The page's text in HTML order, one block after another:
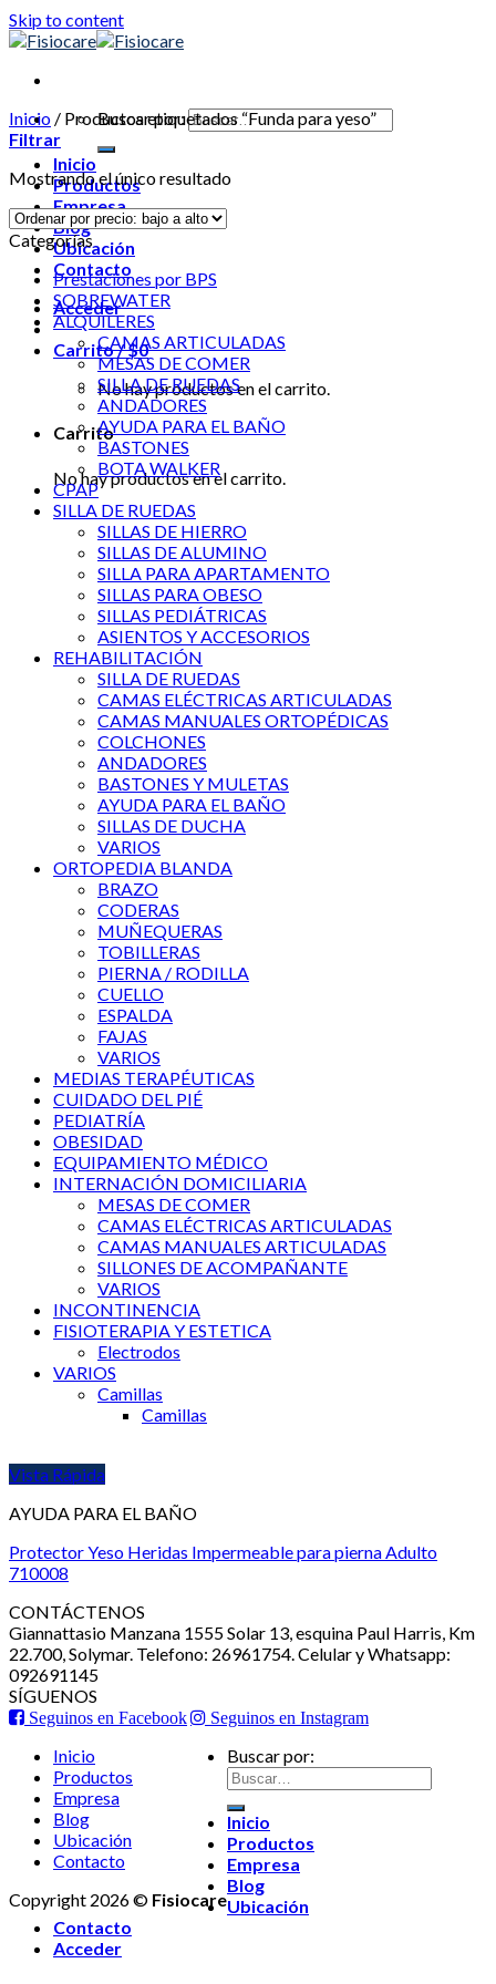
Skip to content
Buscar por:
Inicio
Productos
Empresa
Blog
Ubicación
Contacto
Acceder
Carrito /$0
No hay productos en el carrito.
Carrito
No hay productos en el carrito.
Inicio / Productos etiquetados “Funda para yeso”
Filtrar
Mostrando el único resultado
Categorías
Prestaciones por BPS
SOBREWATER
ALQUILERES
CAMAS ARTICULADAS
MESAS DE COMER
SILLA DE RUEDAS
ANDADORES
AYUDA PARA EL BAÑO
BASTONES
BOTA WALKER
CPAP
SILLA DE RUEDAS
SILLAS DE HIERRO
SILLAS DE ALUMINO
SILLA PARA APARTAMENTO
SILLAS PARA OBESO
SILLAS PEDIÁTRICAS
ASIENTOS Y ACCESORIOS
REHABILITACIÓN
SILLA DE RUEDAS
CAMAS ELÉCTRICAS ARTICULADAS
CAMAS MANUALES ORTOPÉDICAS
COLCHONES
ANDADORES
BASTONES Y MULETAS
AYUDA PARA EL BAÑO
SILLAS DE DUCHA
VARIOS
ORTOPEDIA BLANDA
BRAZO
CODERAS
MUÑEQUERAS
TOBILLERAS
PIERNA / RODILLA
CUELLO
ESPALDA
FAJAS
VARIOS
MEDIAS TERAPÉUTICAS
CUIDADO DEL PIÉ
PEDIATRÍA
OBESIDAD
EQUIPAMIENTO MÉDICO
INTERNACIÓN DOMICILIARIA
MESAS DE COMER
CAMAS ELÉCTRICAS ARTICULADAS
CAMAS MANUALES ARTICULADAS
SILLONES DE ACOMPAÑANTE
VARIOS
INCONTINENCIA
FISIOTERAPIA Y ESTETICA
Electrodos
VARIOS
Camillas
Camillas
Vista Rápida
AYUDA PARA EL BAÑO
Protector Yeso Heridas Impermeable para pierna Adulto
710008
CONTÁCTENOS
Giannattasio Manzana 1555 Solar 13, esquina Paul Harris, Km
22.700, Solymar. Telefono: 26961754. Celular y Whatsapp:
092691145
SÍGUENOS
Seguinos en Facebook Seguinos en Instagram
Inicio
Productos
Empresa
Blog
Ubicación
Contacto
Copyright 2026 © Fisiocare
Buscar por:
Inicio
Productos
Empresa
Blog
Ubicación
Contacto
Acceder